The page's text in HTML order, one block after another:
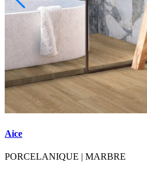
Aice
PORCELANIQUE | MARBRE